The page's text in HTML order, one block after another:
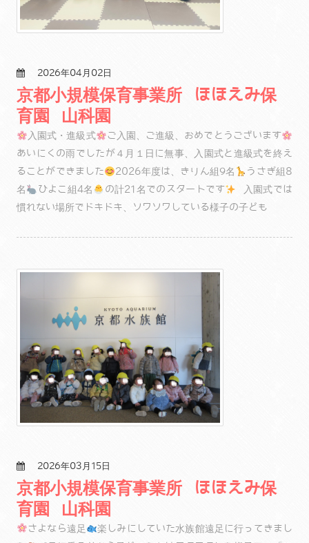
2026年04月02日
京都小規模保育事業所 ほほえみ保
育園 山科園
入園式・進級式
ご入園、ご進級、おめでとうございます
あいにくの雨でしたが４月１日に無事、入園式と進級式を終え
ることができました
2026年度は、きりん組9名
うさぎ組8
名
ひよこ組4名 の計21名でのスタートです
入園式では
慣れない場所でドキドキ、ソワソワしている様子の子ども
2026年03月15日
京都小規模保育事業所 ほほえみ保
育園 山科園
さよなら遠足
楽しみにしていた水族館遠足に行ってきまし